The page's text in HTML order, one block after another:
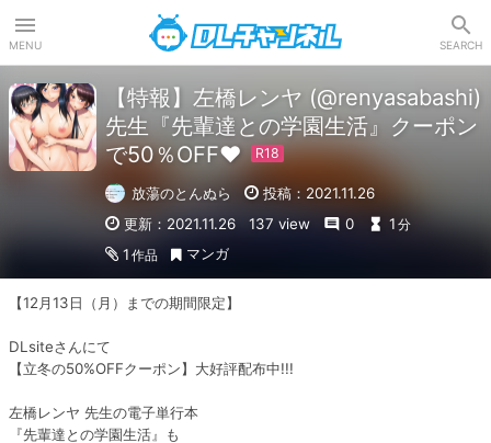
MENU SEARCH
【特報】左橋レンヤ (@renyasabashi)
先生『先輩達との学園生活』クーポン
で50％OFF♥
放蕩のとんぬら
投稿：2021.11.26
更新：2021.11.26
137 view 0 1 分
1 作品 マンガ
【12月13日（月）までの期間限定】
DLsiteさんにて
【立冬の50%OFFクーポン】大好評配布中!!!
左橋レンヤ 先生の電子単行本
『先輩達との学園生活』も